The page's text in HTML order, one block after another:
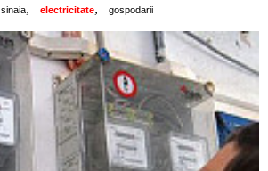
sinaia, electricitate, gospodarii